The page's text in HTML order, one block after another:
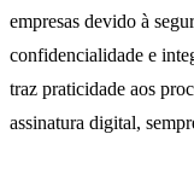
empresas devido à
confidencialidade e
traz praticidade aos
assinatura digital,